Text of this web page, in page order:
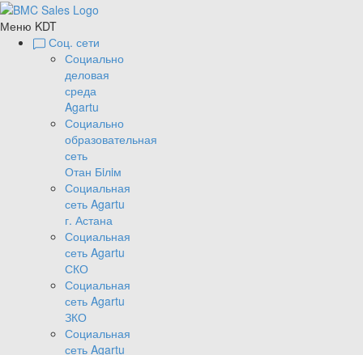
Меню KDT
Соц. сети
Социально
деловая
среда
Agartu
Социально
образовательная
сеть
Отан Бiлiм
Социальная
сеть Agartu
г. Астана
Социальная
сеть Agartu
СКО
Социальная
сеть Agartu
ЗКО
Социальная
сеть Agartu